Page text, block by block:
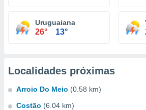
Uruguaiana
26° 13°
Localidades próximas
Arroio Do Meio (0.58 km)
Costão (6.04 km)